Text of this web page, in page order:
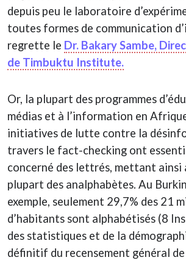
depuis peu le laboratoire
toutes formes de communication
regrette le Dr. Bakary Sambe,
de Timbuktu Institute.
Or, la plupart des programmes
médias et à l’information en
initiatives de lutte contre la
travers le fact-checking ont
concerné des lettrés, mettant ainsi
plupart des analphabètes. Au
exemple, seulement 29,7% des 21
d’habitants sont alphabétisés (8
des statistiques et de la
définitif du recensement général